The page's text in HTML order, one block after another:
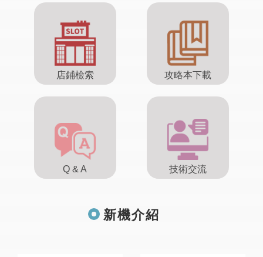
店鋪檢索 攻略本下載
Q & A 技術交流
新機介紹